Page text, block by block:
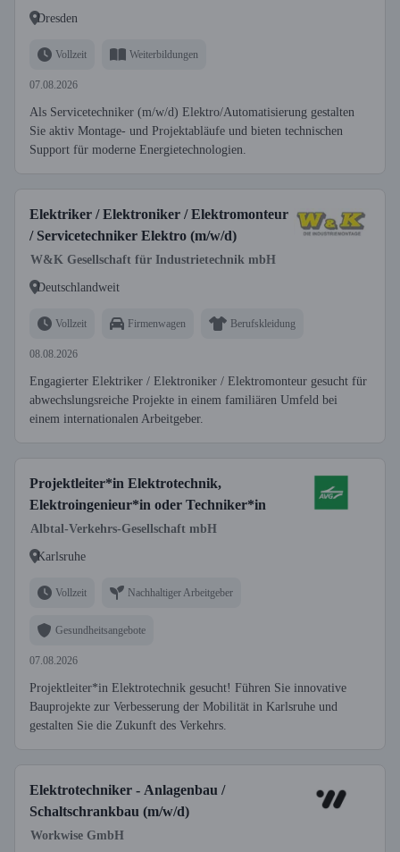
Dresden
Vollzeit Weiterbildungen
07.08.2026
Als Servicetechniker (m/w/d) Elektro/Automatisierung gestalten
Sie aktiv Montage- und Projektabläufe und bieten technischen
Support für moderne Energietechnologien.
Elektriker / Elektroniker / Elektromonteur
/ Servicetechniker Elektro (m/w/d)
W&K Gesellschaft für Industrietechnik mbH
Deutschlandweit
Vollzeit Firmenwagen Berufskleidung
08.08.2026
Engagierter Elektriker / Elektroniker / Elektromonteur gesucht für
abwechslungsreiche Projekte in einem familiären Umfeld bei
einem internationalen Arbeitgeber.
Projektleiter*in Elektrotechnik,
Elektroingenieur*in oder Techniker*in
Albtal-Verkehrs-Gesellschaft mbH
Karlsruhe
Vollzeit Nachhaltiger Arbeitgeber
Gesundheitsangebote
07.08.2026
Projektleiter*in Elektrotechnik gesucht! Führen Sie innovative
Bauprojekte zur Verbesserung der Mobilität in Karlsruhe und
gestalten Sie die Zukunft des Verkehrs.
Elektrotechniker - Anlagenbau /
Schaltschrankbau (m/w/d)
Workwise GmbH